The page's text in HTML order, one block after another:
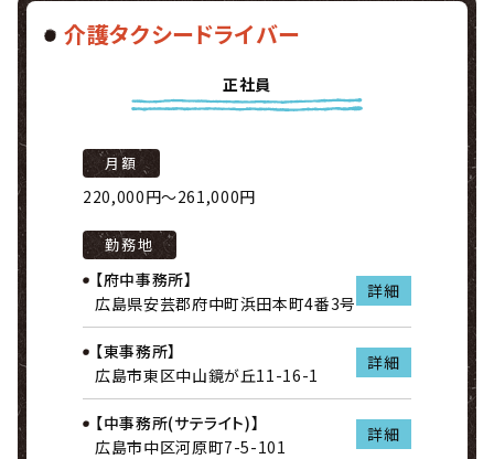
介護タクシードライバー
正社員
月額
220,000円～261,000円
勤務地
【府中事務所】
広島県安芸郡府中町浜田本町4番3号
詳細
【東事務所】
広島市東区中山鏡が丘11-16-1
詳細
【中事務所(サテライト)】
広島市中区河原町7-5-101
詳細